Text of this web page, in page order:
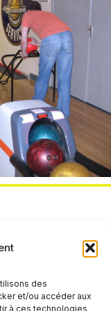
des
et/ou accéder aux
à ces technologies